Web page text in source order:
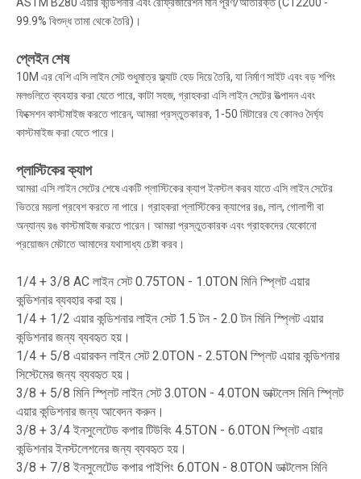
99.9% বিশুদ্ধ তামা থেকে তৈরি)।
প্লেইন শেষ
10M এর বেশি এসি লাইন সেট শুধুমাত্র ফ্ল্যাট হেড দিয়ে তৈরি, যা নির্মাণ সাইট এবং বড় শপিং
মলগুলিতে ব্যবহার করা যেতে পারে, কাটা সহজ, গ্রাহকরা এসি লাইন সেটের উত্পাদন এবং
ফিক্সেশন কাস্টমাইজ করতে পারেন, আমরা প্রস্তুতকারক, 1-50 মিটারের যে কোনও দৈর্ঘ্য
কাস্টমাইজ করা যেতে পারে।
প্লাস্টিকের ক্যাপ
আমরা এসি লাইন সেটের শেষে একটি প্লাস্টিকের ক্যাপ ইনস্টল করব যাতে এসি লাইন সেটের
ভিতরে ময়লা প্রবেশ করতে না পারে। গ্রাহকরা প্লাস্টিকের ক্যাপের রঙ, লাল, গোলাপী বা
অন্যান্য রঙ কাস্টমাইজ করতে পারেন। আমরা প্রস্তুতকারক এবং গ্রাহকদের যেকোনো
প্রয়োজন মেটাতে আমাদের যথাসাধ্য চেষ্টা করব।
1/4 + 3/8 AC লাইন সেট 0.75TON - 1.0TON মিনি স্প্লিট এয়ার
কন্ডিশনার ব্যবহার করা হয়।
1/4 + 1/2 এয়ার কন্ডিশনার লাইন সেট 1.5 টন - 2.0 টন মিনি স্প্লিট এয়ার
কন্ডিশনার জন্য ব্যবহৃত হয়।
1/4 + 5/8 এয়ারকন লাইন সেট 2.0TON - 2.5TON স্প্লিট এয়ার কন্ডিশনার
সিস্টেমের জন্য ব্যবহৃত হয়।
3/8 + 5/8 মিনি স্প্লিট লাইন সেট 3.0TON - 4.0TON ডাক্টলেস মিনি স্প্লিট
এয়ার কন্ডিশনার জন্য আবেদন করুন।
3/8 + 3/4 ইনসুলেটেড কপার টিউবিং 4.5TON - 6.0TON স্প্লিট এয়ার
কন্ডিশনার ইনস্টলেশনের জন্য ব্যবহৃত হয়।
3/8 + 7/8 ইনসুলেটেড কপার পাইপিং 6.0TON - 8.0TON ডাক্টলেস মিনি